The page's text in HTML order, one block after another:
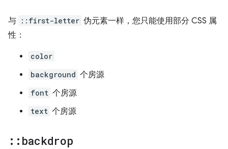
与 ::first-letter 伪元素一样，您只能使用部分 CSS 属
性：
color
background 个房源
font 个房源
text 个房源
:: backdrop